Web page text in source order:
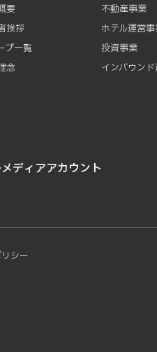
要
挨拶
プ一覧
念
不動産事業
ホテル運営
投資事業
インバウン
ディアアカウント
シー